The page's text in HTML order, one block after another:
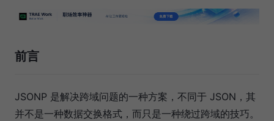
前言
JSONP 是解决跨域问题的一种方案，不同于 JSON，其
并不是一种数据交换格式，而只是一种绕过跨域的技巧。